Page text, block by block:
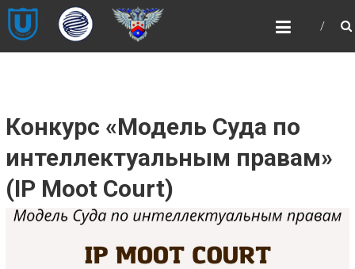
Skip
to
content
НОЦ
«ИНТЕЛЛЕКТУАЛЬНАЯ
НОЦ «ИНТЕЛЛЕКТУАЛЬНАЯ
СОБСТВЕННОСТЬ И ИНТЕЛЛЕКТУАЛЬНЫЕ
ПРАВА»
Конкурс «Модель Суда по
интеллектуальным правам»
(IP Moot Court)